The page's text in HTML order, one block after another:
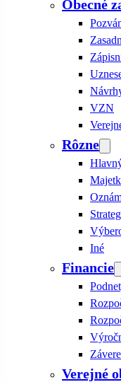
Obecné
VZN
Rôzne
Iné
Financie
Verejné